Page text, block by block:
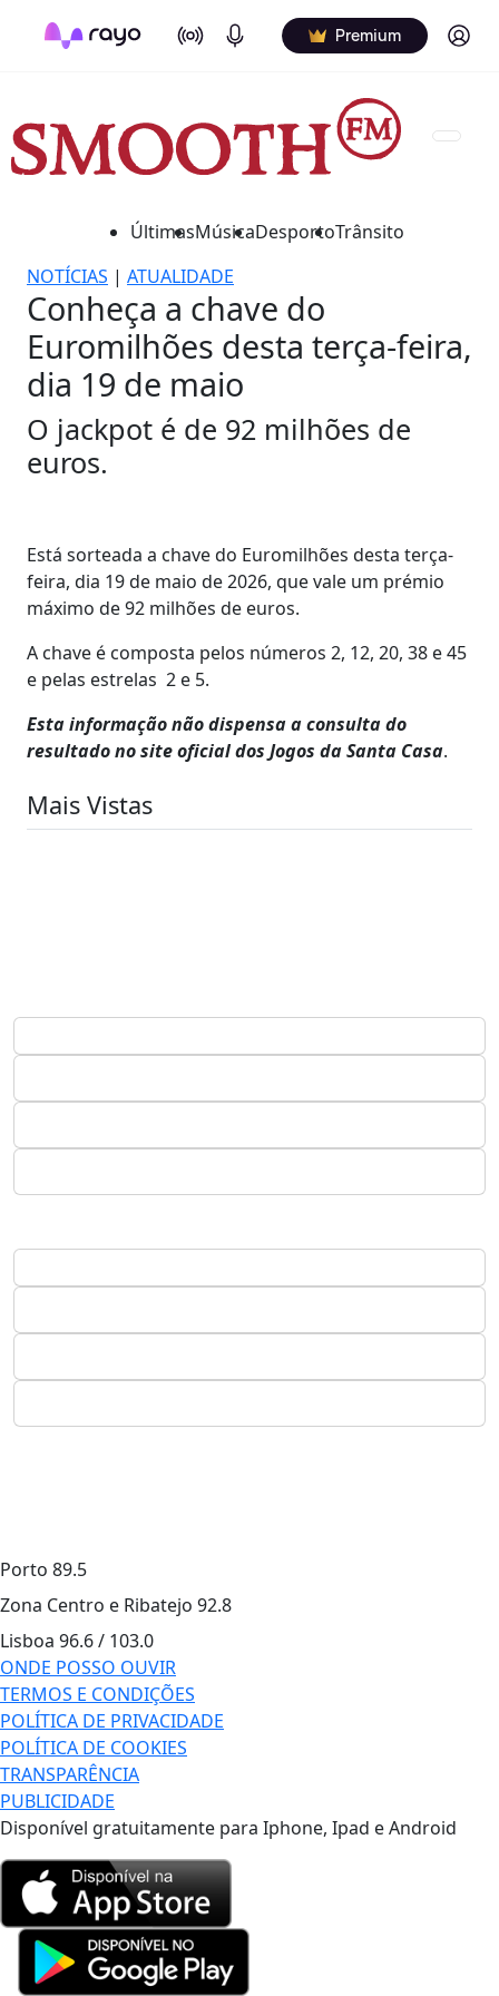
On Air Podcasts Premium Log in
ÚltimasMúsicaDesportoTrânsito
NOTÍCIAS | ATUALIDADE
Conheça a chave do
Euromilhões desta terça-feira,
dia 19 de maio
O jackpot é de 92 milhões de
euros.
Está sorteada a chave do Euromilhões desta terça-
feira, dia 19 de maio de 2026, que vale um prémio
máximo de 92 milhões de euros.
A chave é composta pelos números 2, 12, 20, 38 e 45
e pelas estrelas 2 e 5.
Esta informação não dispensa a consulta do
resultado no site oficial dos Jogos da Santa Casa.
Mais Vistas
Porto 89.5
Zona Centro e Ribatejo 92.8
Lisboa 96.6 / 103.0
ONDE POSSO OUVIR
TERMOS E CONDIÇÕES
POLÍTICA DE PRIVACIDADE
POLÍTICA DE COOKIES
TRANSPARÊNCIA
PUBLICIDADE
Disponível gratuitamente para Iphone, Ipad e Android